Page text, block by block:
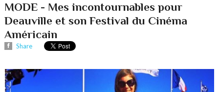
MODE - Mes incontournables pour
Deauville et son Festival du Cinéma
Américain
Share